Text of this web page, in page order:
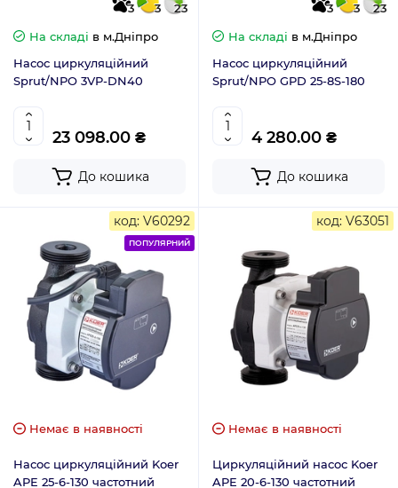
3 3
23
На складі в м.Дніпро
Насос циркуляційний
Sprut/NPO 3VP-DN40
23 098.00 ₴
До кошика
3 3
23
На складі в м.Дніпро
Насос циркуляційний
Sprut/NPO GPD 25-8S-180
4 280.00 ₴
До кошика
код: V60292
ПОПУЛЯРНИЙ
Немає в наявності
Насос циркуляційний Koer
APE 25-6-130 частотний
код: V63051
Немає в наявності
Циркуляційний насос Koer
APE 20-6-130 частотний